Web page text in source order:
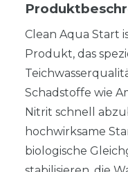
Clean Aqua Start
Produkt, das
Schadstoffe wie
Nitrit schnell
hochwirksame
biologische